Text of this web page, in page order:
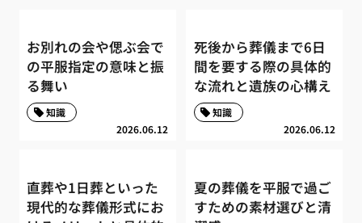
お別れの会や偲ぶ会で
の平服指定の意味と振
る舞い
2026.06.12
知識
死後から葬儀まで6日
間を要する際の具体的
な流れと遺族の心構え
2026.06.12
知識
直葬や1日葬といった
現代的な葬儀形式にお
夏の葬儀を平服で過ご
すための素材選びと清